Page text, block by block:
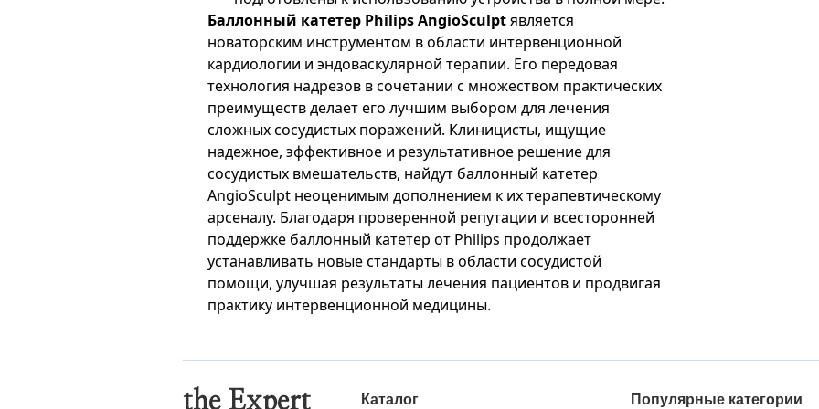
Баллонный катетер Philips AngioSculptявляется
новаторским инструментом в области интервенционной
кардиологии и эндоваскулярной терапии. Его передовая
технология надрезов в сочетании с множеством практических
преимуществ делает его лучшим выбором для лечения
сложных сосудистых поражений. Клиницисты, ищущие
надежное, эффективное и результативное решение для
сосудистых вмешательств, найдут баллонный катетер
AngioSculpt неоценимым дополнением к их терапевтическому
арсеналу. Благодаря проверенной репутации и всесторонней
поддержке баллонный катетер от Philips продолжает
устанавливать новые стандарты в области сосудистой
помощи, улучшая результаты лечения пациентов и продвигая
практику интервенционной медицины.
the Expert Каталог Популярные категории